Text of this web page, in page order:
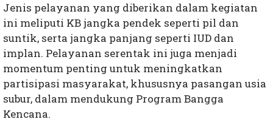
Jenis pelayanan yang diberikan dalam kegiatan
ini meliputi KB jangka pendek seperti pil dan
suntik, serta jangka panjang seperti IUD dan
implan. Pelayanan serentak ini juga menjadi
momentum penting untuk meningkatkan
partisipasi masyarakat, khususnya pasangan usia
subur, dalam mendukung Program Bangga
Kencana.